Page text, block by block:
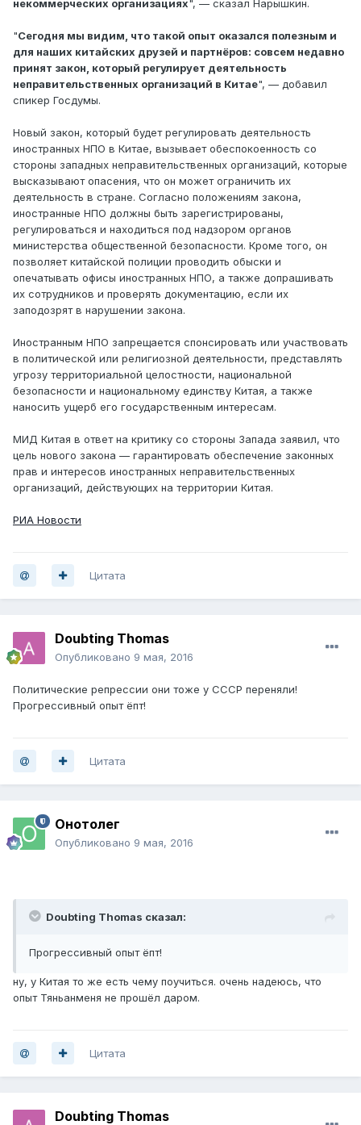
некоммерческих организациях", — сказал Нарышкин.
"Сегодня мы видим, что такой опыт оказался полезным и
для наших китайских друзей и партнёров: совсем недавно
принят закон, который регулирует деятельность
неправительственных организаций в Китае", — добавил
спикер Госдумы.
Новый закон, который будет регулировать деятельность
иностранных НПО в Китае, вызывает обеспокоенность со
стороны западных неправительственных организаций, которые
высказывают опасения, что он может ограничить их
деятельность в стране. Согласно положениям закона,
иностранные НПО должны быть зарегистрированы,
регулироваться и находиться под надзором органов
министерства общественной безопасности. Кроме того, он
позволяет китайской полиции проводить обыски и
опечатывать офисы иностранных НПО, а также допрашивать
их сотрудников и проверять документацию, если их
заподозрят в нарушении закона.
Иностранным НПО запрещается спонсировать или участвовать
в политической или религиозной деятельности, представлять
угрозу территориальной целостности, национальной
безопасности и национальному единству Китая, а также
наносить ущерб его государственным интересам.
МИД Китая в ответ на критику со стороны Запада заявил, что
цель нового закона — гарантировать обеспечение законных
прав и интересов иностранных неправительственных
организаций, действующих на территории Китая.
РИА Новости
Цитата
Doubting Thomas
Опубликовано 9 мая, 2016
Политические репрессии они тоже у СССР переняли!
Прогрессивный опыт ёпт!
Цитата
Онотолег
Опубликовано 9 мая, 2016
Doubting Thomas сказал:
Прогрессивный опыт ёпт!
ну, у Китая то же есть чему поучиться. очень надеюсь, что
опыт Тяньанменя не прошёл даром.
Цитата
Doubting Thomas